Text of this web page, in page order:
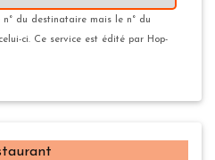
du destinataire mais le n° du
ci. Ce service est édité par Hop-